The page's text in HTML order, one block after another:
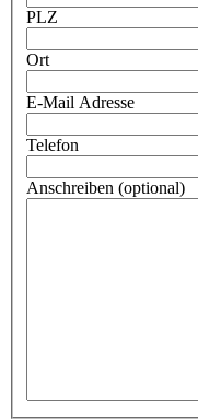
PLZ
Ort
E-Mail Adresse
Telefon
Anschreiben (optional)